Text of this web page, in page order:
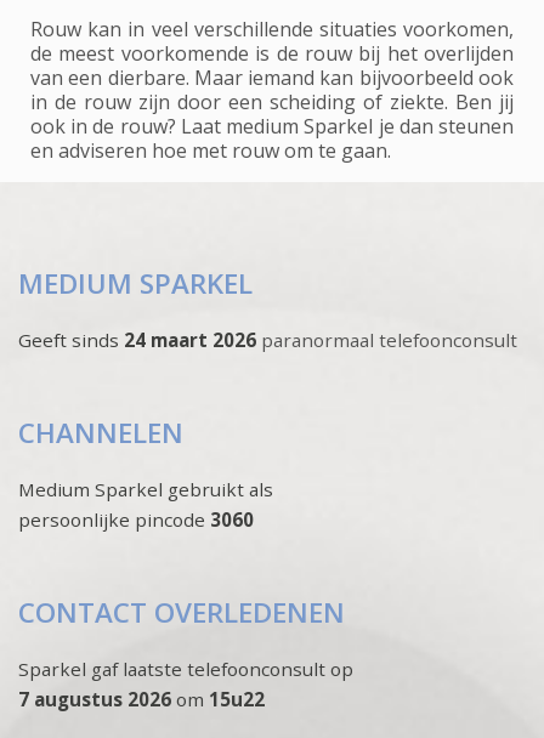
Rouw kan in veel verschillende situaties voorkomen,
de meest voorkomende is de rouw bij het overlijden
van een dierbare. Maar iemand kan bijvoorbeeld ook
in de rouw zijn door een scheiding of ziekte. Ben jij
ook in de rouw? Laat medium Sparkel je dan steunen
en adviseren hoe met rouw om te gaan.
MEDIUM SPARKEL
Geeft sinds 24 maart 2026 paranormaal telefoonconsult
CHANNELEN
Medium Sparkel gebruikt als
persoonlijke pincode 3060
CONTACT OVERLEDENEN
Sparkel gaf laatste telefoonconsult op
7 augustus 2026 om 15u22